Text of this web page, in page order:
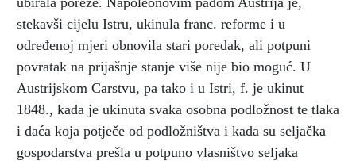
stekavši cijelu Istru, ukinula franc. reforme i u
određenoj mjeri obnovila stari poredak, ali potpuni
povratak na prijašnje stanje više nije bio moguć. U
Austrijskom Carstvu, pa tako i u Istri, f. je ukinut
1848., kada je ukinuta svaka osobna podložnost te tlaka
i daća koja potječe od podložništva i kada su seljačka
gospodarstva prešla u potpuno vlasništvo seljaka